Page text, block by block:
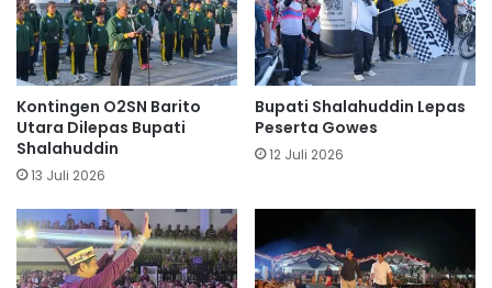
Kontingen O2SN Barito
Utara Dilepas Bupati
Shalahuddin
13 Juli 2026
Bupati Shalahuddin Lepas
Peserta Gowes
12 Juli 2026